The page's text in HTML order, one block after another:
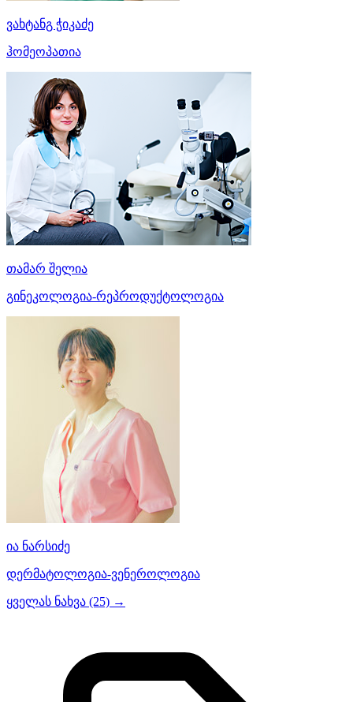
ვახტანგ ჭიკაძე
ჰომეოპათია
თამარ შელია
გინეკოლოგია-რეპროდუქტოლოგია
ია ნარსიძე
დერმატოლოგია-ვენეროლოგია
ყველას ნახვა (25) →